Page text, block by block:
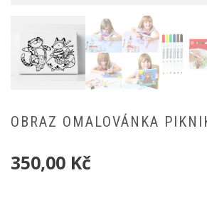
OBRAZ OMALOVÁNKA
350,00 Kč